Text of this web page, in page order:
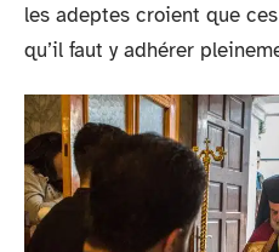
les adeptes croient que
qu’il faut y adhérer